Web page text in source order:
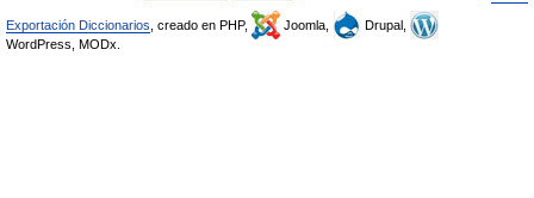
Exportación Diccionarios , creado en PHP, Joomla,
Drupal,
WordPress, MODx.